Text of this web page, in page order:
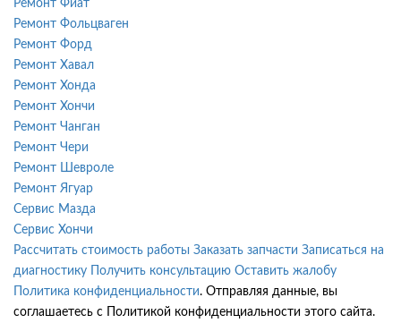
Ремонт Фиат
Ремонт Фольцваген
Ремонт Форд
Ремонт Хавал
Ремонт Хонда
Ремонт Хончи
Ремонт Чанган
Ремонт Чери
Ремонт Шевроле
Ремонт Ягуар
Сервис Мазда
Сервис Хончи
Рассчитать стоимость работы Заказать запчасти Записаться на
диагностику
Получить консультацию Оставить жалобу
Политика конфиденциальности. Отправляя данные, вы
соглашаетесь с Политикой конфиденциальности этого сайта.